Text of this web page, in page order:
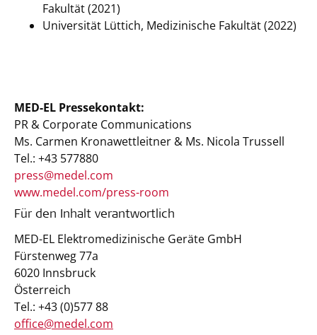
Fakultät (2021)
Universität Lüttich, Medizinische Fakultät (2022)
MED-EL Pressekontakt:
PR & Corporate Communications
Ms. Carmen Kronawettleitner & Ms. Nicola Trussell
Tel.: +43 577880
press@medel.com
www.medel.com/press-room
Für den Inhalt verantwortlich
MED-EL Elektromedizinische Geräte GmbH
Fürstenweg 77a
6020 Innsbruck
Österreich
Tel.: +43 (0)577 88
office@medel.com